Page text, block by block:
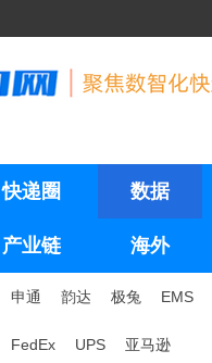
快递圈 数据
产业链 海外
申通 韵达 极兔 EMS
FedEx UPS 亚马逊